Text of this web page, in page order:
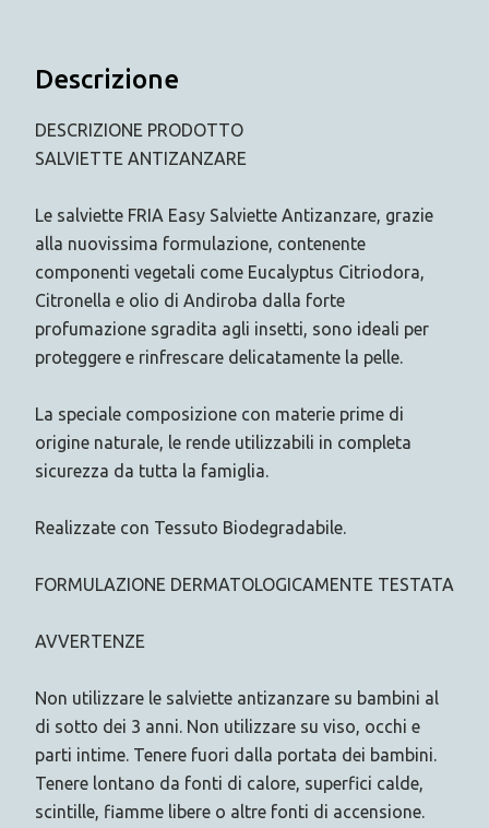
Descrizione
DESCRIZIONE PRODOTTO
SALVIETTE ANTIZANZARE
Le salviette FRIA Easy Salviette Antizanzare, grazie
alla nuovissima formulazione, contenente
componenti vegetali come Eucalyptus Citriodora,
Citronella e olio di Andiroba dalla forte
profumazione sgradita agli insetti, sono ideali per
proteggere e rinfrescare delicatamente la pelle.
La speciale composizione con materie prime di
origine naturale, le rende utilizzabili in completa
sicurezza da tutta la famiglia.
Realizzate con Tessuto Biodegradabile.
FORMULAZIONE DERMATOLOGICAMENTE TESTATA
AVVERTENZE
Non utilizzare le salviette antizanzare su bambini al
di sotto dei 3 anni. Non utilizzare su viso, occhi e
parti intime. Tenere fuori dalla portata dei bambini.
Tenere lontano da fonti di calore, superfici calde,
scintille, fiamme libere o altre fonti di accensione.